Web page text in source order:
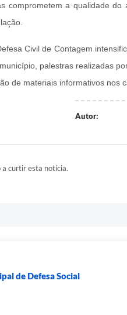
comprometem a qualidade
Civil de Contagem
palestras realizadas
de materiais informativos nos
Autor:
a curtir esta notícia.
de Defesa Social